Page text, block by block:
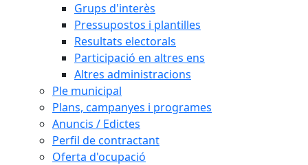
Grups d'interès
Pressupostos i plantilles
Resultats electorals
Participació en altres ens
Altres administracions
Ple municipal
Plans, campanyes i programes
Anuncis / Edictes
Perfil de contractant
Oferta d'ocupació